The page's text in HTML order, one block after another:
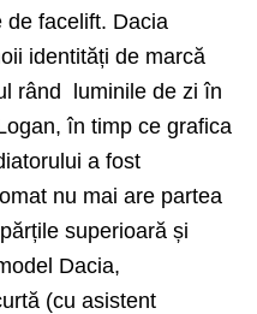
de facelift. Dacia
identități de marcă
rând luminile de zi în
în timp ce grafica
a fost
nu mai are partea
superioară și
Dacia,
(cu asistent